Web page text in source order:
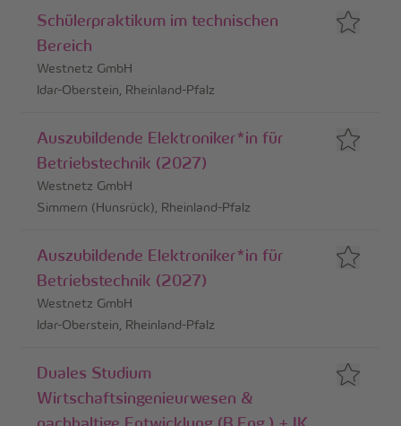
Schülerpraktikum im technischen
Bereich
Westnetz GmbH
Idar-Oberstein, Rheinland-Pfalz
Auszubildende Elektroniker*in für
Betriebstechnik (2027)
Westnetz GmbH
Simmern (Hunsrück), Rheinland-Pfalz
Auszubildende Elektroniker*in für
Betriebstechnik (2027)
Westnetz GmbH
Idar-Oberstein, Rheinland-Pfalz
Duales Studium
Wirtschaftsingenieurwesen &